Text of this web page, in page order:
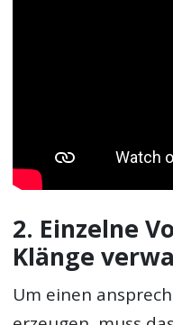
2. Einzelne
Klänge
Um einen